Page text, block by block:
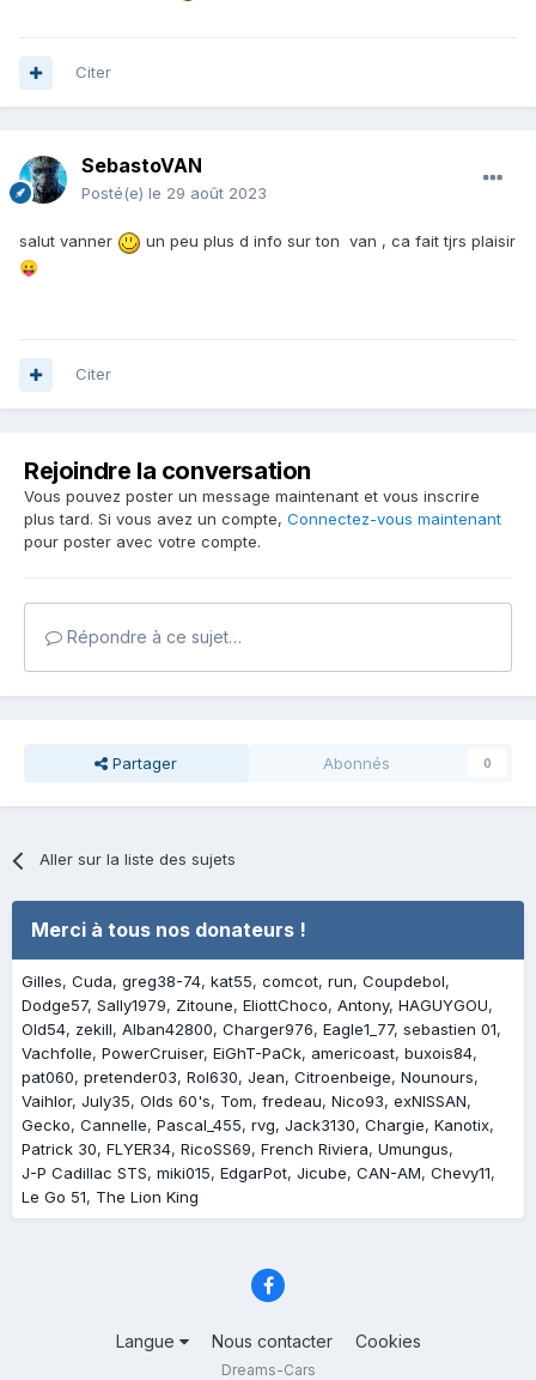
Citer
SebastoVAN
Posté(e) le 29 août 2023
salut vanner un peu plus d info sur ton van , ca fait tjrs plaisir
😛
Citer
Rejoindre la conversation
Vous pouvez poster un message maintenant et vous inscrire
plus tard. Si vous avez un compte, Connectez-vous maintenant
pour poster avec votre compte.
Répondre à ce sujet…
Partager Abonnés 0
Aller sur la liste des sujets
Merci à tous nos donateurs !
Gilles Cuda greg38-74 kat55 comcot run Coupdebol
Dodge57 Sally1979 Zitoune EliottChoco Antony HAGUYGOU
Old54 zekill Alban42800 Charger976 Eagle1_77 sebastien 01
Vachfolle PowerCruiser EiGhT-PaCk americoast buxois84
pat060 pretender03 Rol630 Jean Citroenbeige Nounours
Vaihlor July35 Olds 60's Tom fredeau Nico93 exNISSAN
Gecko Cannelle Pascal_455 rvg Jack3130 Chargie Kanotix
Patrick 30 FLYER34 RicoSS69 French Riviera Umungus
J-P Cadillac STS miki015 EdgarPot Jicube CAN-AM Chevy11
Le Go 51
The Lion King
Langue Nous contacter Cookies
Dreams-Cars